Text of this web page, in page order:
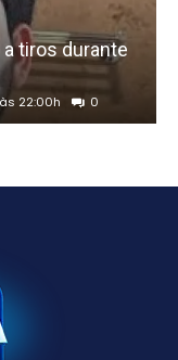
tiros durante
22:00h 0